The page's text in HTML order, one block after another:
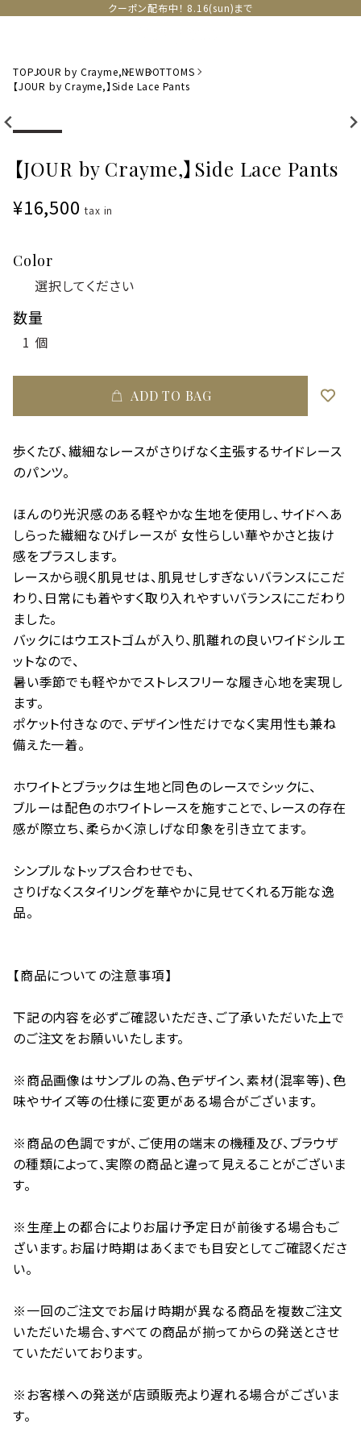
クーポン配布中！ 8.16(sun)まで
TOPJOUR by Crayme,NEWBOTTOMS
【JOUR by Crayme,】Side Lace Pants
【JOUR by Crayme,】Side Lace Pants
¥16,500tax in
Color
数量
ADD TO BAG
歩くたび、繊細なレースがさりげなく主張するサイドレース
のパンツ。
ほんのり光沢感のある軽やかな生地を使用し、サイドへあ
しらった繊細なひげレースが 女性らしい華やかさと抜け
感をプラスします。
レースから覗く肌見せは、肌見せしすぎないバランスにこだ
わり、日常にも着やすく取り入れやすいバランスにこだわり
ました。
バックにはウエストゴムが入り、肌離れの良いワイドシルエ
ットなので、
暑い季節でも軽やかでストレスフリーな履き心地を実現し
ます。
ポケット付きなので、デザイン性だけでなく実用性も兼ね
備えた一着。
ホワイトとブラックは生地と同色のレースでシックに、
ブルーは配色のホワイトレースを施すことで、レースの存在
感が際立ち、柔らかく涼しげな印象を引き立てます。
シンプルなトップス合わせでも、
さりげなくスタイリングを華やかに見せてくれる万能な逸
品。
【商品についての注意事項】
下記の内容を必ずご確認いただき、ご了承いただいた上で
のご注文をお願いいたします。
※商品画像はサンプルの為、色デザイン、素材(混率等)、色
味やサイズ等の仕様に変更がある場合がございます。
※商品の色調ですが、ご使用の端末の機種及び、ブラウザ
の種類によって、実際の商品と違って見えることがございま
す。
※生産上の都合によりお届け予定日が前後する場合もご
ざいます。お届け時期はあくまでも目安としてご確認くださ
い。
※一回のご注文でお届け時期が異なる商品を複数ご注文
いただいた場合、すべての商品が揃ってからの発送とさせ
ていただいております。
※お客様への発送が店頭販売より遅れる場合がございま
す。